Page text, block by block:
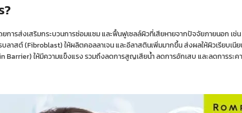
?
ยการส่งเสริมกระบวนการซ่อมแซม และฟื้นฟูเซลล์ผิวที่เสียหายจากปัจจัยภายนอก เ
บลาสต์ (Fibroblast) ให้ผลิตคอลลาเจน และอีลาสตินเพิ่มมากขึ้น ส่งผลให้ผิวเรียบเ
Barrier) ให้มีความแข็งแรง รวมถึงลดการสูญเสียน้ำ ลดการอักเสบ และลดการระ